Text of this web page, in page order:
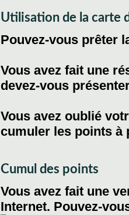
Utilisation de la carte
Pouvez-vous prêter
Vous avez fait une
devez-vous
Vous avez oublié
cumuler les points
Cumul des points
Vous avez fait une
Internet. Pouvez-